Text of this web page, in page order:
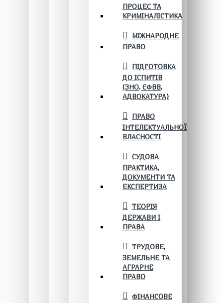
ПРОЦЕС ТА
КРИМІНАЛІСТИКА
МІЖНАРОДНЕ
ПРАВО
ПІДГОТОВКА
ДО ІСПИТІВ
(ЗНО, ЄФВВ,
АДВОКАТУРА)
ПРАВО
ІНТЕЛЕКТУАЛЬНОЇ
ВЛАСНОСТІ
СУДОВА
ПРАКТИКА,
ДОКУМЕНТИ ТА
ЕКСПЕРТИЗА
ТЕОРІЯ
ДЕРЖАВИ І
ПРАВА
ТРУДОВЕ,
ЗЕМЕЛЬНЕ ТА
АГРАРНЕ
ПРАВО
ФІНАНСОВЕ